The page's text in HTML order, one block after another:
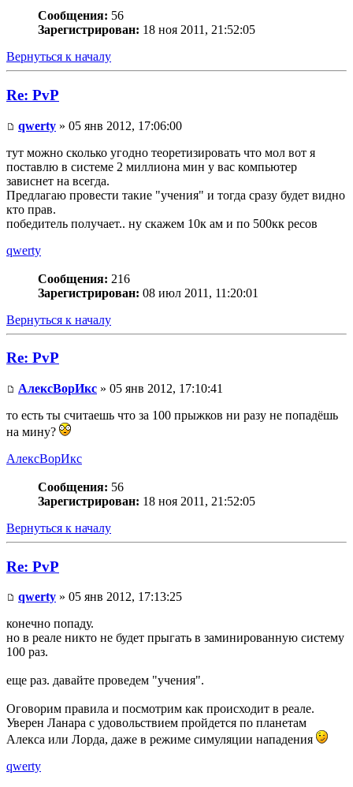
Сообщения: 56
Зарегистрирован: 18 ноя 2011, 21:52:05
Вернуться к началу
Re: PvP
qwerty » 05 янв 2012, 17:06:00
тут можно сколько угодно теоретизировать что мол вот я
поставлю в системе 2 миллиона мин у вас компьютер
зависнет на всегда.
Предлагаю провести такие "учения" и тогда сразу будет видно
кто прав.
победитель получает.. ну скажем 10к ам и по 500кк ресов
qwerty
Сообщения: 216
Зарегистрирован: 08 июл 2011, 11:20:01
Вернуться к началу
Re: PvP
АлексВорИкс » 05 янв 2012, 17:10:41
то есть ты считаешь что за 100 прыжков ни разу не попадёшь
на мину?
АлексВорИкс
Сообщения: 56
Зарегистрирован: 18 ноя 2011, 21:52:05
Вернуться к началу
Re: PvP
qwerty » 05 янв 2012, 17:13:25
конечно попаду.
но в реале никто не будет прыгать в заминированную систему
100 раз.
еще раз. давайте проведем "учения".
Оговорим правила и посмотрим как происходит в реале.
Уверен Ланара с удовольствием пройдется по планетам
Алекса или Лорда, даже в режиме симуляции нападения
qwerty